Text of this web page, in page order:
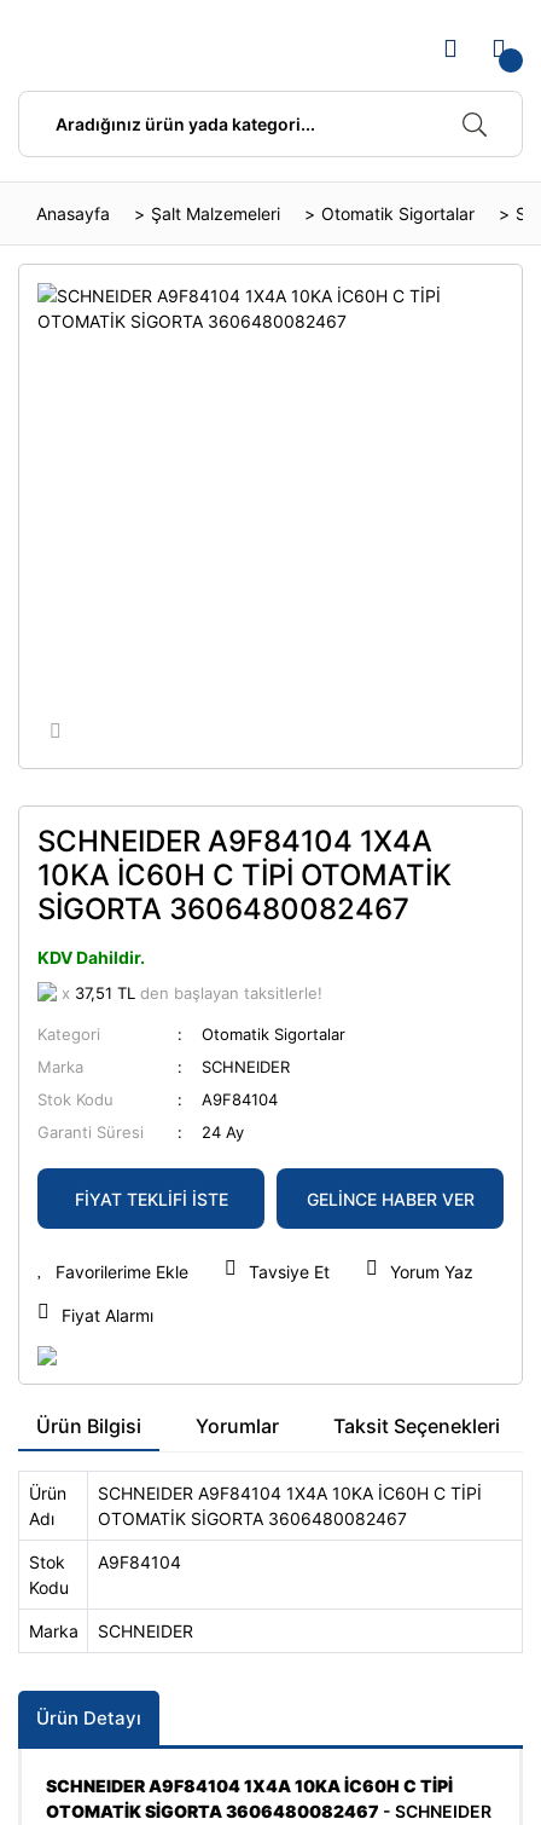
Anasayfa Şalt Malzemeleri Otomatik Sigortalar
SCHNEIDER A9F84104 1X4A
10KA İC60H C TİPİ OTOMATİK
SİGORTA 3606480082467
KDV Dahildir.
x 37,51 TL den başlayan taksitlerle!
Kategori
Otomatik Sigortalar
Marka
SCHNEIDER
Stok Kodu
A9F84104
Garanti Süresi
24 Ay
FİYAT TEKLİFİ İSTE GELİNCE HABER VER
Tavsiye Et Yorum Yaz
Fiyat Alarmı
Ürün Bilgisi Yorumlar Taksit Seçenekleri
Ürün
Adı
SCHNEIDER A9F84104 1X4A 10KA İC60H C TİPİ
OTOMATİK SİGORTA 3606480082467
Stok
Kodu
A9F84104
Marka SCHNEIDER
Ürün Detayı
SCHNEIDER A9F84104 1X4A 10KA İC60H C TİPİ
OTOMATİK SİGORTA 3606480082467 - SCHNEIDER